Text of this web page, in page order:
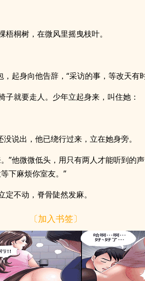
桐树，在微风里摇曳枝叶。
，起身向他告辞，“采访的事，等改天有
子就要走人。少年立起身来，叫住她：
说出，他已绕行过来，立在她身旁。
”他微微低头，用只有两人才能听到的
下麻烦你室友。”
不动，脊骨陡然发麻。
〔加入书签〕